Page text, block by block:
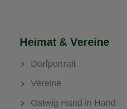
Heimat & Vereine
Dorfportrait
Vereine
Ostwig Hand in Hand